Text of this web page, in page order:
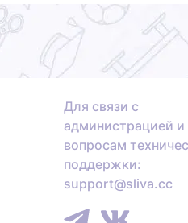
Для связи с
администрацией и
вопросам
поддержки:
support@sliva.cc